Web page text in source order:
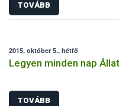
TOVÁBB
2015. október 5., hétfő
Legyen minden nap
TOVÁBB